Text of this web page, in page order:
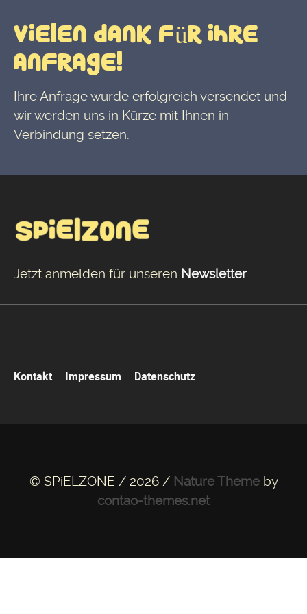
Vielen Dank für Ihre
Anfrage!
Ihre Anfrage wurde erfolgreich versendet und
wir werden uns in Kürze mit Ihnen in
Verbindung setzen.
Jetzt anmelden für unseren Newsletter
überspringen
Kontakt Impressum Datenschutz
© SPiELZONE / 2026 / Nature Themeby
contao-themes.net